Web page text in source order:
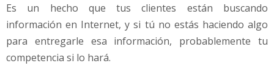
Es un hecho que tus clientes están buscando
información en Internet, y si tú no estás haciendo algo
para entregarle esa información, probablemente tu
competencia si lo hará.